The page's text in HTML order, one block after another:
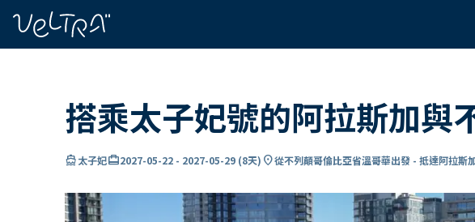
搭乘太子妃號的阿拉斯加與
directions_boat太子妃card_travel2027-05-22 - 2027-05-29 (8天) location_on從不列顛哥倫比亞省溫哥華出發 - 抵達阿拉斯